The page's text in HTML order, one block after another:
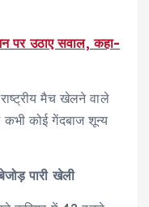
पर उठाए सवाल, कहा-
मैच खेलने वाले
कोई गेंदबाज शून्य
पारी खेली